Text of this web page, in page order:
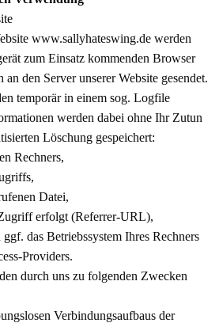
www.sallyhateswing.de werden
zum Einsatz kommenden Browser
den Server unserer Website gesendet.
temporär in einem sog. Logfile
werden dabei ohne Ihr Zutun
Löschung gespeichert:
Rechners,
Datei,
erfolgt (Referrer-URL),
das Betriebssystem Ihres Rechners
Providers.
durch uns zu folgenden Zwecken
Verbindungsaufbaus der